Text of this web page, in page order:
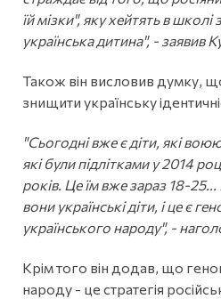
їй мізки", яку хейтять в
українська дитина", - заявив
Також він висловив думку,
знищити українську
"Сьогодні вже є діти, які
які були підлітками у 2014
років. Це їм вже зараз 18-
вони українські діти, і це є
українського народу", -
Крім того він додав, що
народу - це стратегія